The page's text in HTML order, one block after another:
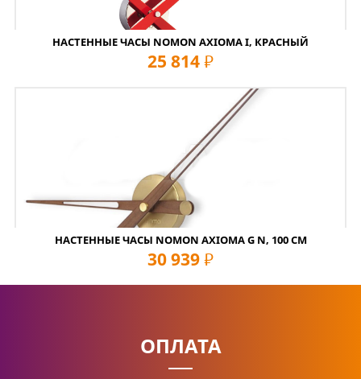
НАСТЕННЫЕ ЧАСЫ NOMON AXIOMA I, КРАСНЫЙ
25 814 руб
НАСТЕННЫЕ ЧАСЫ NOMON AXIOMA G N, 100 СМ
30 939 руб
ОПЛАТА